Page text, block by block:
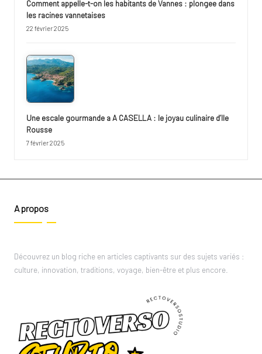
Comment appelle-t-on les habitants de Vannes : plongee dans
les racines vannetaises
22 février 2025
Une escale gourmande a A CASELLA : le joyau culinaire d’Ile
Rousse
7 février 2025
A propos
Découvrez un blog riche en articles captivants sur des sujets variés :
culture, innovation, traditions, voyage, bien-être et plus encore.